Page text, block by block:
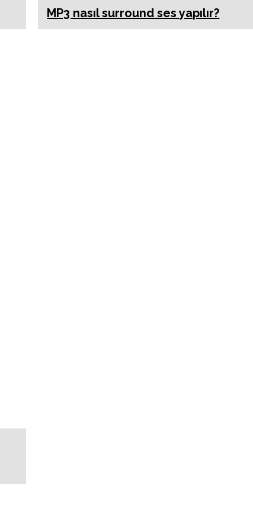
MP3 nasıl surround ses yapılır?